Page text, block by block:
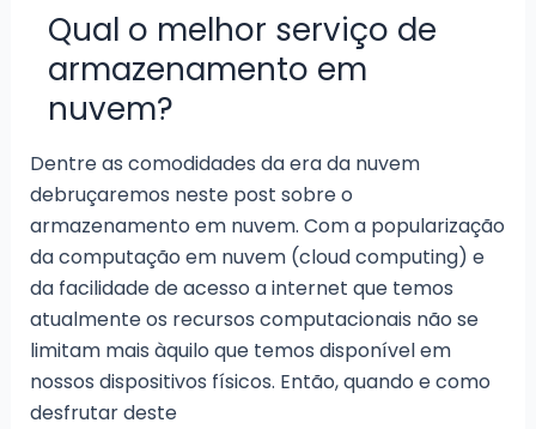
nuvem
para
empresas
Qual o melhor serviço de
armazenamento em
nuvem?
Dentre as comodidades da era da nuvem
debruçaremos neste post sobre o
armazenamento em nuvem. Com a popularização
da computação em nuvem (cloud computing) e
da facilidade de acesso a internet que temos
atualmente os recursos computacionais não se
limitam mais àquilo que temos disponível em
nossos dispositivos físicos. Então, quando e como
desfrutar deste